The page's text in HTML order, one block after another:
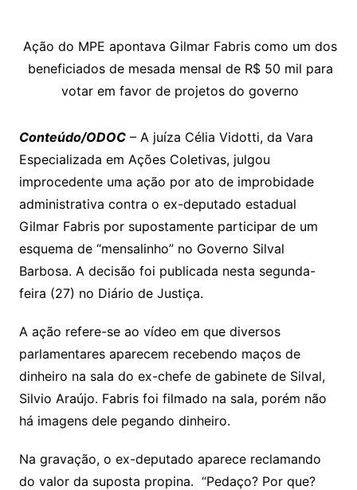
Li
n
A
p
p
a
m
dI
n
e
Cl
s
sr
o
m
e
s
a
e
o
k.
c
o
m
p
e
o
o
M
ai
l
a
d
s
l
e
Ação do MPE apontava Gilmar Fabris como um dos
beneficiados de mesada mensal de R$ 50 mil para
votar em favor de projetos do governo
Conteúdo/ODOC– A juíza Célia Vidotti, da Vara
Especializada em Ações Coletivas, julgou
improcedente uma ação por ato de improbidade
administrativa contra o ex-deputado estadual
Gilmar Fabris por supostamente participar de um
esquema de “mensalinho” no Governo Silval
Barbosa. A decisão foi publicada nesta segunda-
feira (27) no Diário de Justiça.
A ação refere-se ao vídeo em que diversos
parlamentares aparecem recebendo maços de
dinheiro na sala do ex-chefe de gabinete de Silval,
Silvio Araújo. Fabris foi filmado na sala, porém não
há imagens dele pegando dinheiro.
Na gravação, o ex-deputado aparece reclamando
do valor da suposta propina. “Pedaço? Por que?